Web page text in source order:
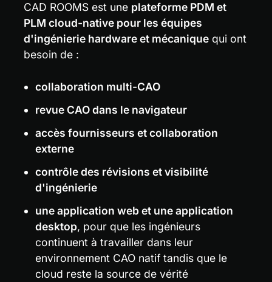
CAD ROOMS est une plateforme PDM et
PLM cloud-native pour les équipes
d'ingénierie hardware et mécanique qui ont
besoin de :
collaboration multi-CAO
revue CAO dans le navigateur
accès fournisseurs et collaboration
externe
contrôle des révisions et visibilité
d'ingénierie
une application web et une application
desktop, pour que les ingénieurs
continuent à travailler dans leur
environnement CAO natif tandis que le
cloud reste la source de vérité